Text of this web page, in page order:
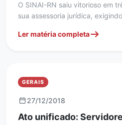
O SINAI-RN saiu vitorioso em
sua assessoria jurídica,
Ler matéria completa
GERAIS
27/12/2018
Ato unificado: